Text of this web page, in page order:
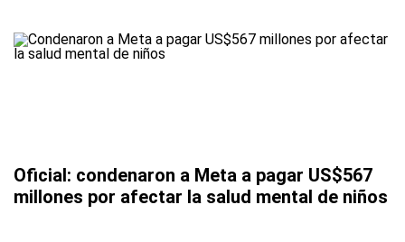
Oficial: condenaron a Meta a pagar US$567
millones por afectar la salud mental de niños